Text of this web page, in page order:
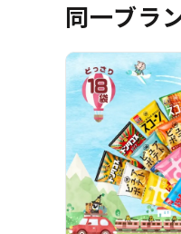
同一ブラ